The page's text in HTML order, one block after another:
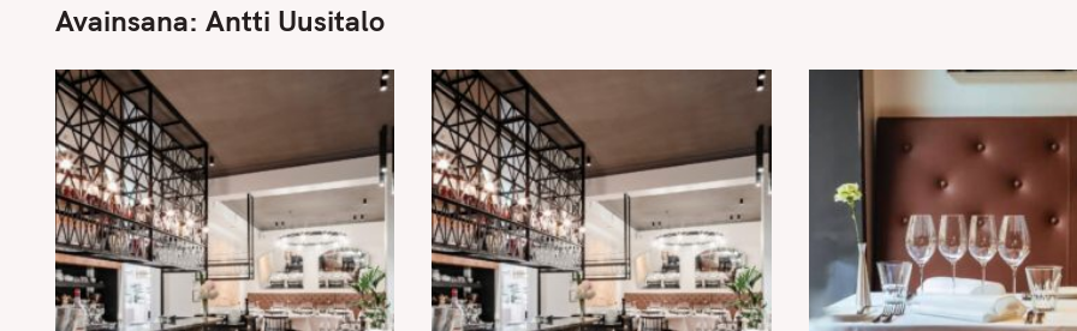
Avainsana: Antti Uusitalo